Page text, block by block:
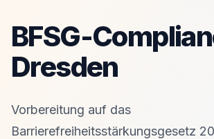
BFSG-
Dresden
Vorbereitung auf das
Barrierefreiheitsstärkungsgesetz